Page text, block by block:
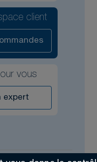
client
vous
expert